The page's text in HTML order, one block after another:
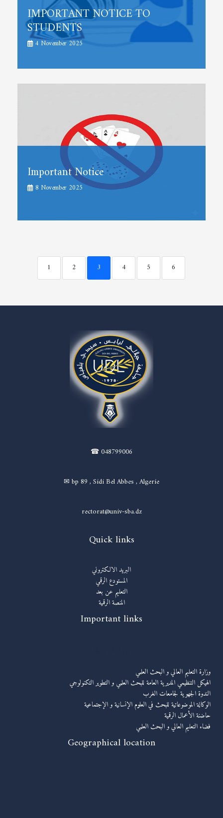
IMPORTANT NOTICE TO
STUDENTS
4 November 2025
Important Notice
8 November 2025
1 2 3 4 5 6
☎ 048799006
✉ bp 89 , Sidi Bel Abbes , Algerie
rectorat@univ-sba.dz
Quick links
البريد الالكتروني
المستودع الرقمي
التعليم عن بعد
المنصة الرقمية
Important links
وزارة التعليم العالي و البحث العلمي
الهيكل التنظيمي المديرية العامة للبحث العلمي و التطوير التكنولوجي
الندوة الجهوية لجامعات الغرب
الوكالة الموضوعاتية للبحث في العلوم الإنسانية و الإجتماعية
حاضنة الأعمال الرقمية
فضاء التعليم العالي و البحث العلمي
Geographical location